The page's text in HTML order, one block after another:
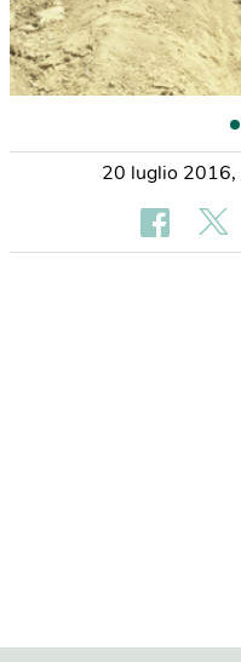
20 luglio 2016,